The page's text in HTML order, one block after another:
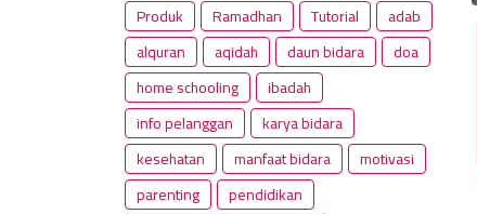
Produk Ramadhan Tutorial
adab
alquran
aqidah daun bidara
doa
home schooling
ibadah
info pelanggan
karya bidara
kesehatan
manfaat bidara
motivasi
parenting
pendidikan